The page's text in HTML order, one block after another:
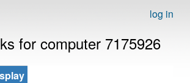
log in
for computer 7175926